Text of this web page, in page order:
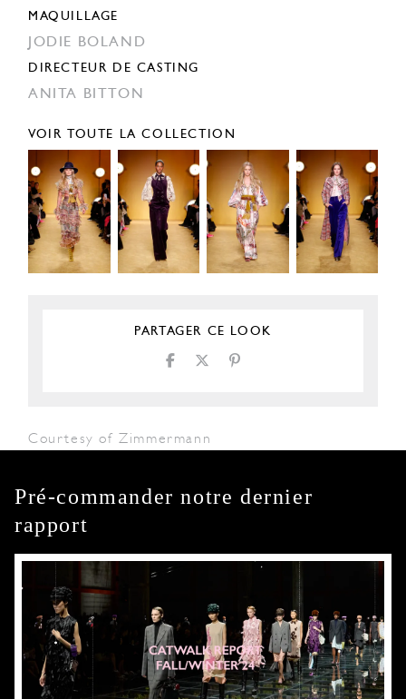
MAQUILLAGE
JODIE BOLAND
DIRECTEUR DE CASTING
ANITA BITTON
VOIR TOUTE LA COLLECTION
PARTAGER CE LOOK
Courtesy of Zimmermann
Pré-commander notre dernier
rapport